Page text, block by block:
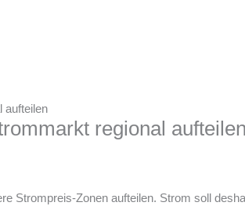
aufteilen
regional aufteilen
Strompreis-Zonen aufteilen. Strom soll